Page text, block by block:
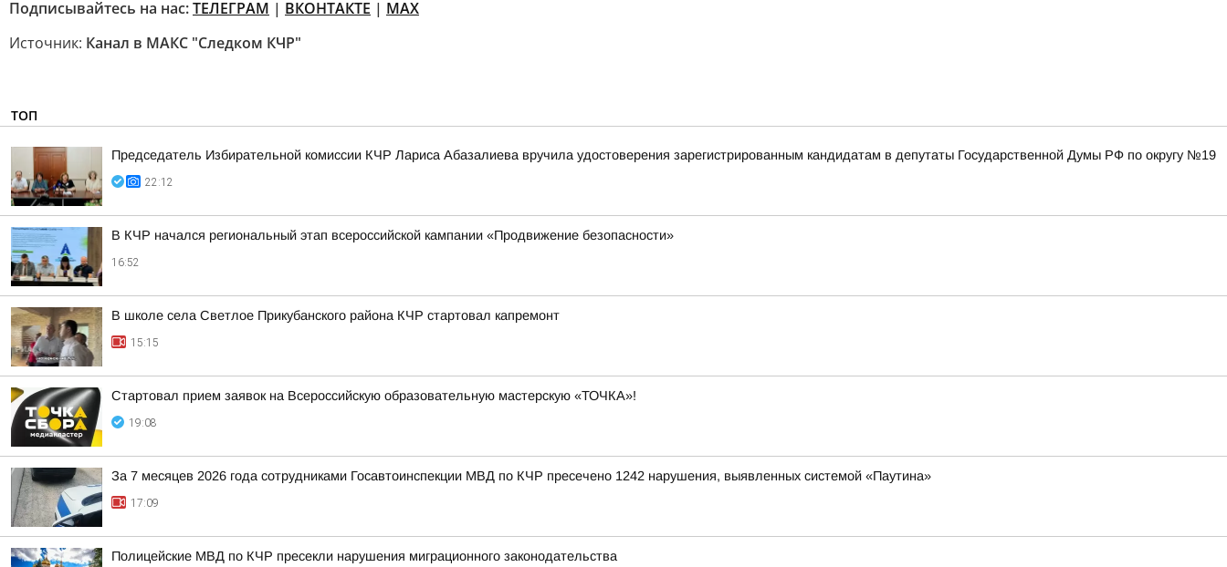
Подписывайтесь на нас:ТЕЛЕГРАМ | ВКОНТАКТЕ | МАХ
Источник: Канал в МАКС "Следком КЧР"
ТОП
Председатель Избирательной комиссии КЧР Лариса Абазалиева вручила удостоверения зарегистрированным кандидатам в депутаты Государственной Думы РФ по округу №19
22:12
В КЧР начался региональный этап всероссийской кампании «Продвижение безопасности»
16:52
В школе села Светлое Прикубанского района КЧР стартовал капремонт
15:15
Стартовал прием заявок на Всероссийскую образовательную мастерскую «ТОЧКА»!
19:08
За 7 месяцев 2026 года сотрудниками Госавтоинспекции МВД по КЧР пресечено 1242 нарушения, выявленных системой «Паутина»
17:09
Полицейские МВД по КЧР пресекли нарушения миграционного законодательства